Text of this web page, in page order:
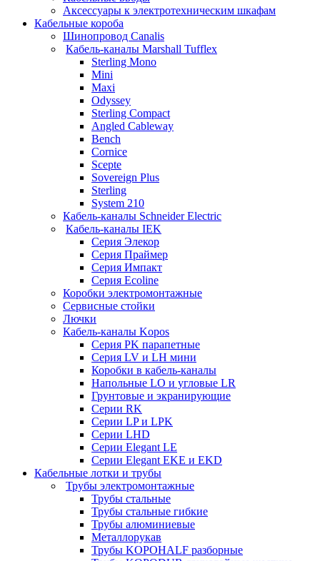
Аксессуары к электротехническим шкафам
Кабельные короба
Шинопровод Canalis
Кабель-каналы Marshall Tufflex
Sterling Mono
Mini
Maxi
Odyssey
Sterling Compact
Angled Cableway
Bench
Cornice
Scepte
Sovereign Plus
Sterling
System 210
Кабель-каналы Schneider Electric
Кабель-каналы IEK
Серия Элекор
Серия Праймер
Серия Импакт
Серия Ecoline
Коробки электромонтажные
Сервисные стойки
Лючки
Кабель-каналы Kopos
Серия PK парапетные
Серия LV и LH мини
Коробки в кабель-каналы
Напольные LO и угловые LR
Грунтовые и экранирующие
Серии RK
Серии LP и LPK
Серии LHD
Серии Elegant LE
Серии Elegant EKE и EKD
Кабельные лотки и трубы
Трубы электромонтажные
Трубы стальные
Трубы стальные гибкие
Трубы алюминиевые
Металлорукав
Трубы KOPOHALF разборные